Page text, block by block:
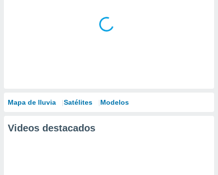
Mapa de lluvia Satélites Modelos
Videos destacados